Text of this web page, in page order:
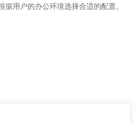
用户的办公环境选择合适的配置。